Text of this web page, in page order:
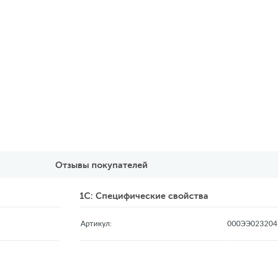
Отзывы покупателей
1C: Специфические свойства
Артикул: 000ЭЭ023204